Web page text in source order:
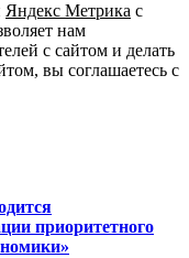
Яндекс Метрика с
нам
с сайтом и делать
вы соглашаетесь с
приоритетного